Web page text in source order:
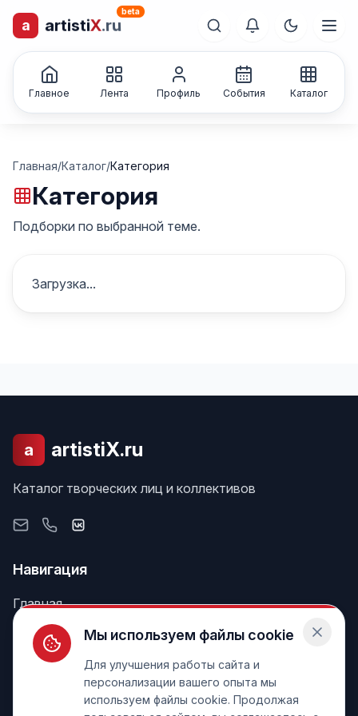
a artistiX.ru
Каталог творческих
лиц и коллективов
beta
Главное Лента Профиль События Каталог
Главная/Каталог/Категория
Категория
Подборки по выбранной теме.
Загрузка...
a artistiX.ru
Каталог творческих лиц и коллективов
Навигация
Главная
Поиск
Лента
Информация
Мы используем файлы cookie
Для улучшения работы сайта и
персонализации вашего опыта мы
используем файлы cookie. Продолжая